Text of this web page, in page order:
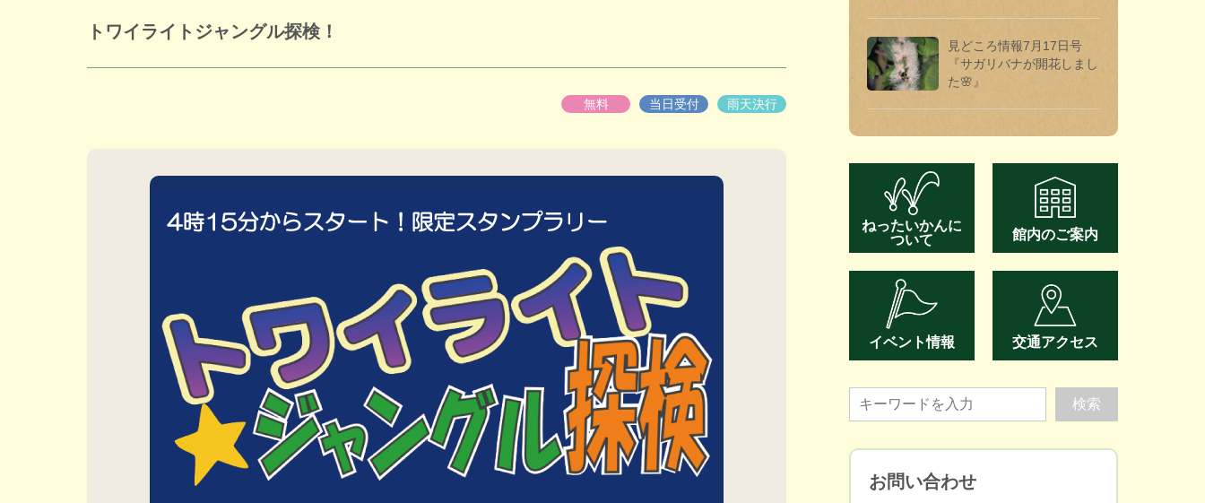
トワイライトジャングル探検！
無料 当日受付 雨天決行
見どころ情報7月17日号
『サガリバナが開花しまし
た🌸』
ねったいかんに
ついて
館内のご案内
イベント情報 交通アクセス
お問い合わせ